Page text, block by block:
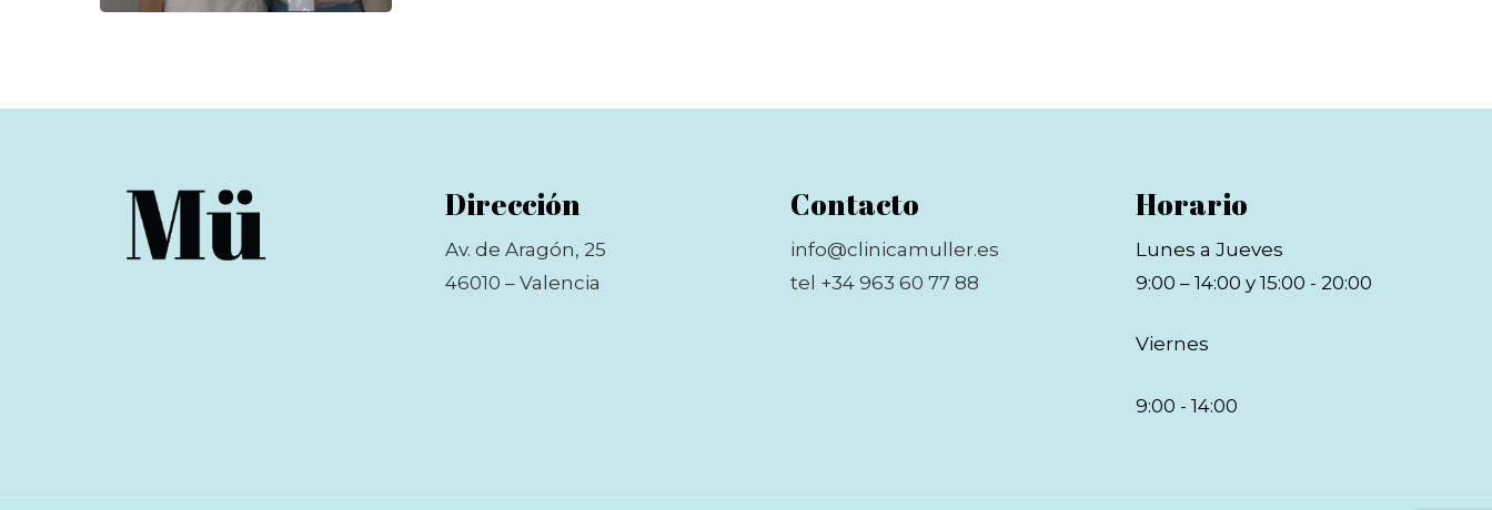
Dirección
Av. de Aragón, 25
46010 – Valencia
Contacto
info@clinicamuller.es
tel +34 963 60 77 88
Horario
Lunes a Jueves
9:00 – 14:00 y 15:00 - 20:00
Viernes
9:00 - 14:00